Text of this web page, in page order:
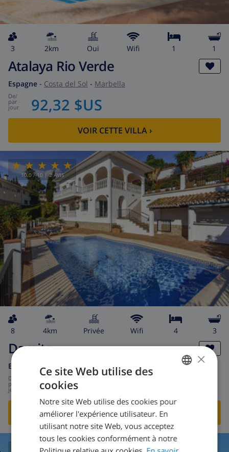
3 2km Oui wifi 1 1
Atalaya Rio Verde
Espagne - Costa del Sol - Marbella
de/
par
jour 92,32 $US
VOIR CETTE VILLA›
10.0/ 10 |2 AVIS
8 4km privée wifi 4 3
Damita
Espagne - Costa del Sol Mijas Costa
par
jour 359,95 $US
VOIR CETTE VILLA›
DUTCH
SPANISH
×
Ce site Web utilise des
cookies
Notre site Web utilise des cookies pour
améliorer l'expérience utilisateur. En
utilisant notre site Web, vous acceptez
tous les cookies conformément à notre